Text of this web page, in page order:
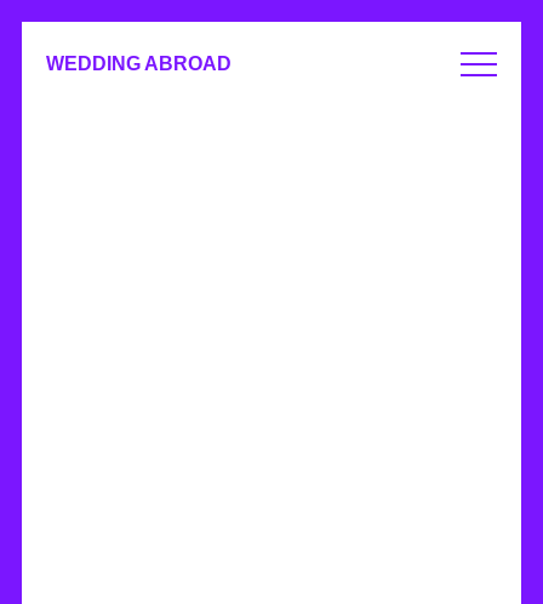
WEDDING ABROAD